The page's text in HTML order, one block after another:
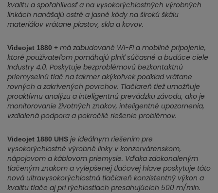
kvalitu a spoľahlivosť a na vysokorýchlostných výrobných
linkách nanášajú ostré a jasné kódy na širokú škálu
materiálov vrátane plastov, skla a kovov.
Videojet 1880 + má zabudované Wi-Fi a mobilné pripojenie,
ktoré používateľom pomáhajú plniť súčasné a budúce ciele
Industry 4.0. Poskytuje bezproblémovú bezkontaktnú
priemyselnú tlač na takmer akýkoľvek podklad vrátane
rovných a zakrivených povrchov. Tlačiareň tiež umožňuje
proaktívnu analýzu a inteligentnú prevádzku závodu, ako je
monitorovanie životných znakov, inteligentné upozornenia,
vzdialená podpora a pokročilé riešenie problémov.
Videojet 1880 UHS je ideálnym riešením pre
vysokorýchlostné výrobné linky v konzervárenskom,
nápojovom a káblovom priemysle. Vďaka zdokonaleným
tlačeným znakom a vylepšenej tlačovej hlave poskytuje táto
nová ultravysokorýchlostná tlačiareň konzistentný výkon a
kvalitu tlače aj pri rýchlostiach presahujúcich 500 m/min.